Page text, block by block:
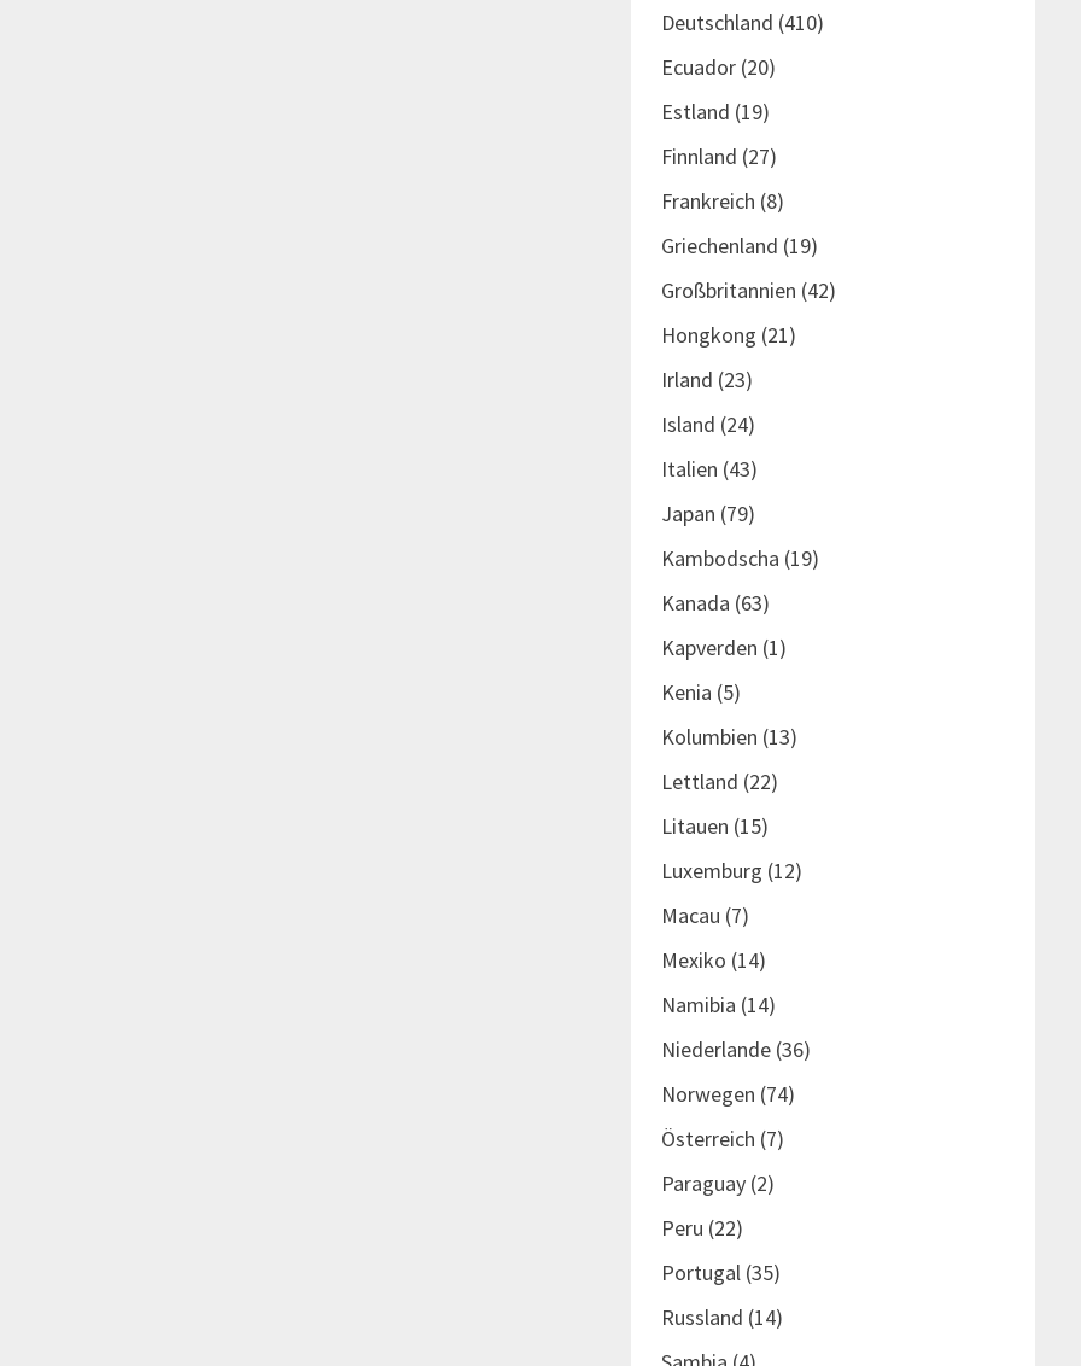
Deutschland (410)
Ecuador(20)
Estland (19)
Finnland (27)
Frankreich (8)
Griechenland (19)
Großbritannien (42)
Hongkong (21)
Irland (23)
Island (24)
Italien (43)
Japan (79)
Kambodscha (19)
Kanada (63)
Kapverden (1)
Kenia (5)
Kolumbien (13)
Lettland (22)
Litauen (15)
Luxemburg (12)
Macau (7)
Mexiko (14)
Namibia (14)
Niederlande(36)
Norwegen (74)
Österreich (7)
Paraguay(2)
Peru (22)
Portugal(35)
Russland (14)